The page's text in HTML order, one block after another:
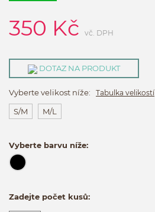
350 Kč vč. DPH
DOTAZ NA PRODUKT
Vyberte velikost níže: Tabulka velikostí
S/M M/L
Vyberte barvu níže:
Zadejte počet kusů: